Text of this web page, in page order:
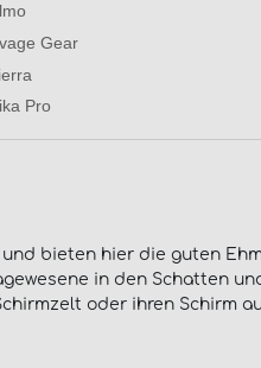
Gear
Pro
bieten hier die guten
in den Schatten
oder ihren Schirm